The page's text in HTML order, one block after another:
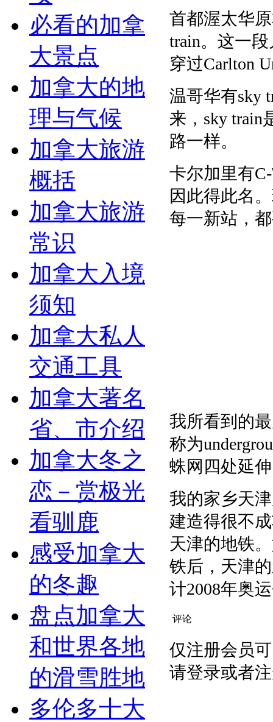
必看的加拿
大景点
加拿大的地
理与气候
加拿大旅游
概括
加拿大旅游
常识
加拿大入境
须知
加拿大私人
交通工具
加拿大著名
省、市介绍
加拿大冬之
恋－赏极光
看驯鹿
感受加拿大
的冬趣
盘点加拿大
和世界各地
的滑雪胜地
多伦多十大
首都渥太华
train。这一
穿过Carlton
温哥华有sky
来，sky train
路一样。
卡尔加里有
因此得此名
每一新站，
我所看到的
称为
蛛网四处延
我的家乡天
建造得很不
天津的地铁
铁后，天津
计2008年奥
评论
仅注册会员
请登录或者